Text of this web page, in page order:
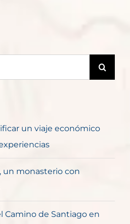
un viaje económico
un monasterio con
Camino de Santiago en